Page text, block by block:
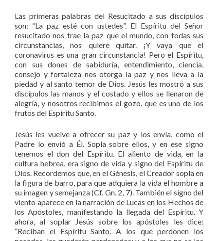
Las primeras palabras del Resucitado a sus discípulos
son: “La paz esté con ustedes”. El Espíritu del Señor
resucitado nos trae la paz que el mundo, con todas sus
circunstancias, nos quiere quitar. ¡Y vaya que el
coronavirus es una gran circunstancia! Pero el Espíritu,
con sus dones de sabiduría, entendimiento, ciencia,
consejo y fortaleza nos otorga la paz y nos lleva a la
piedad y al santo temor de Dios. Jesús les mostró a sus
discípulos las manos y el costado y ellos se llenaron de
alegría, y nosotros recibimos el gozo, que es uno de los
frutos del Espíritu Santo.
Jesús les vuelve a ofrecer su paz y los envía, como el
Padre lo envió a Él. Sopla sobre ellos, y en ese signo
tenemos el don del Espíritu. El aliento de vida, en la
cultura hebrea, era signo de vida y signo del Espíritu de
Dios. Recordemos que, en el Génesis, el Creador sopla en
la figura de barro, para que adquiera la vida el hombre a
su imagen y semejanza (Cf. Gn. 2, 7). También el signo del
viento aparece en la narración de Lucas en los Hechos de
los Apóstoles, manifestando la llegada del Espíritu. Y
ahora, al soplar Jesús sobre los apóstoles les dice:
“Reciban el Espíritu Santo. A los que perdonen los